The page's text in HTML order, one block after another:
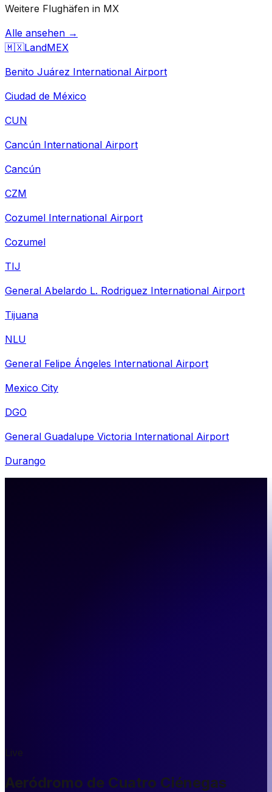
Weitere Flughäfen in MX
Alle ansehen →
🇲🇽LandMEX
Benito Juárez International Airport
Ciudad de México
CUN
Cancún International Airport
Cancún
CZM
Cozumel International Airport
Cozumel
TIJ
General Abelardo L. Rodriguez International Airport
Tijuana
NLU
General Felipe Ángeles International Airport
Mexico City
DGO
General Guadalupe Victoria International Airport
Durango
Live
Aeródromo de Cuatro Ciénegas